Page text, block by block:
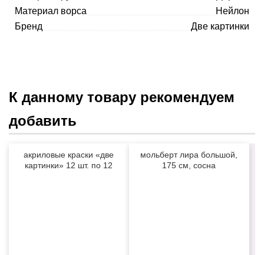
Материал ворса
Нейлон
Бренд
Две картинки
К данному товару рекомендуем
добавить
акриловые краски «две
картинки» 12 шт. по 12
мольберт лира большой,
175 см, сосна